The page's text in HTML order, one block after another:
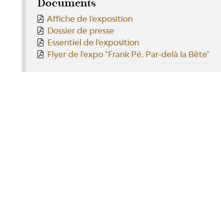
Documents
Affiche de l'exposition
Dossier de presse
Essentiel de l'exposition
Flyer de l'expo "Frank Pé. Par-delà la Bête"